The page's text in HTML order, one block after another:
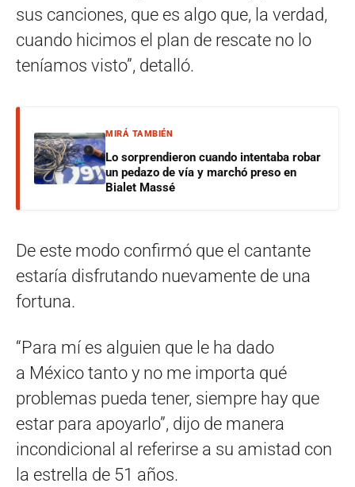
sus canciones, que es algo que, la verdad,
cuando hicimos el plan de rescate no lo
teníamos visto”, detalló.
MIRÁ TAMBIÉN
Lo sorprendieron cuando intentaba robar
un pedazo de vía y marchó preso en
Bialet Massé
De este modo confirmó que el cantante
estaría disfrutando nuevamente de una
fortuna.
“Para mí es alguien que le ha dado
a México tanto y no me importa qué
problemas pueda tener, siempre hay que
estar para apoyarlo”, dijo de manera
incondicional al referirse a su amistad con
la estrella de 51 años.